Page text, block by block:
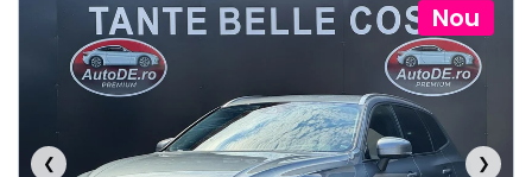
Nou
❮ ❯